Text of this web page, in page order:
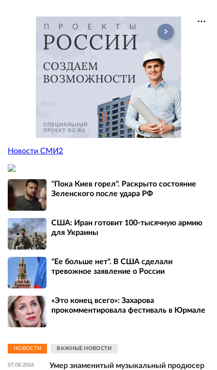
Новости СМИ2
"Пока Киев горел". Раскрыто состояние
Зеленского после удара РФ
США: Иран готовит 100-тысячную армию
для Украины
"Ее больше нет". В США сделали
тревожное заявление о России
«Это конец всего»: Захарова
прокомментировала фестиваль в Юрмале
НОВОСТИ ВАЖНЫЕ НОВОСТИ
07.08.2026
Умер знаменитый музыкальный продюсер